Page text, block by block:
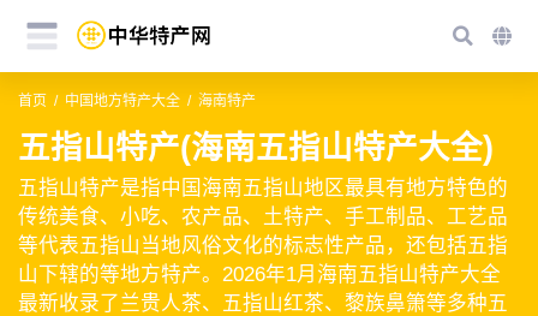
首页 中国地方特产大全 海南特产
五指山特产(海南五指山特产大全)
五指山特产是指中国海南五指山地区最具有地方特色的
传统美食、小吃、农产品、土特产、手工制品、工艺品
等代表五指山当地风俗文化的标志性产品，还包括五指
山下辖的等地方特产。2026年1月海南五指山特产大全
最新收录了兰贵人茶、五指山红茶、黎族鼻箫等多种五